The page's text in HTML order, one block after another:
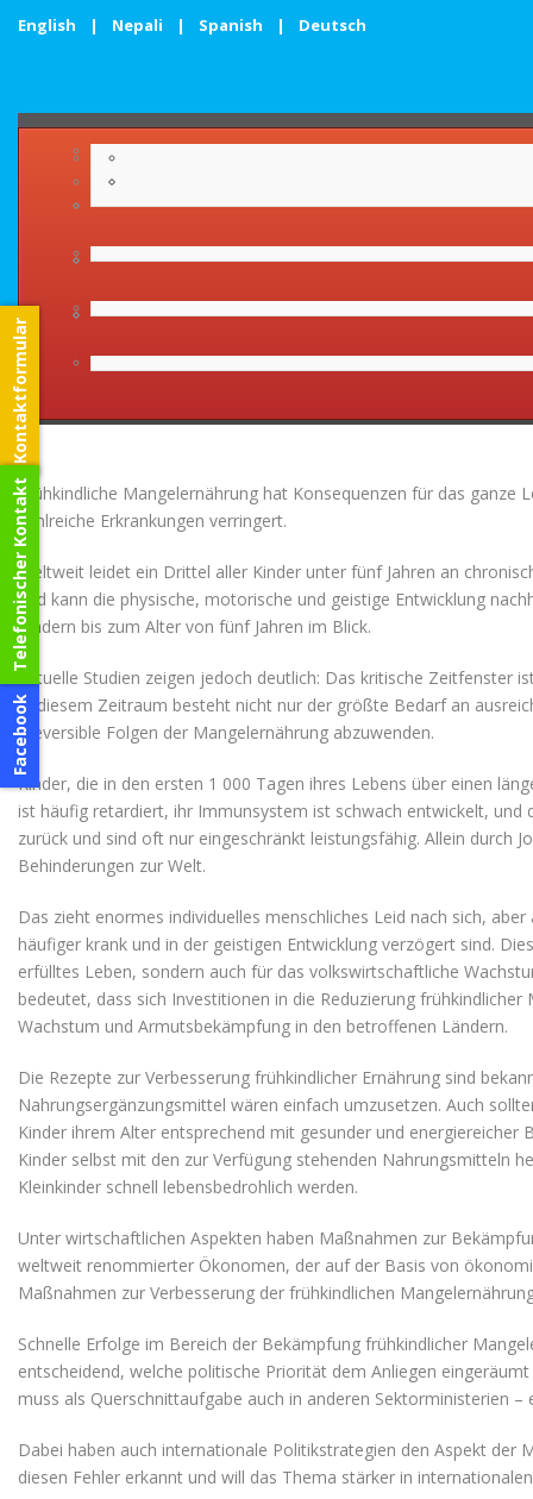
English | Nepali | Spanish | Deutsch
Unter- und
Frühkindliche Mangelernährung hat Konsequenzen für das ganze
zahlreiche Erkrankungen verringert.
Weltweit leidet ein Drittel aller Kinder unter fünf Jahren an
und kann die physische, motorische und geistige Entwicklung
Kindern bis zum Alter von fünf Jahren im Blick.
Aktuelle Studien zeigen jedoch deutlich: Das kritische Zeitfenster
In diesem Zeitraum besteht nicht nur der größte Bedarf an
irreversible Folgen der Mangelernährung abzuwenden.
Kinder, die in den ersten 1 000 Tagen ihres Lebens über einen
ist häufig retardiert, ihr Immunsystem ist schwach entwickelt, und
zurück und sind oft nur eingeschränkt leistungsfähig. Allein durch
Behinderungen zur Welt.
Das zieht enormes individuelles menschliches Leid nach sich,
häufiger krank und in der geistigen Entwicklung verzögert sind.
erfülltes Leben, sondern auch für das volkswirtschaftliche
bedeutet, dass sich Investitionen in die Reduzierung
Wachstum und Armutsbekämpfung in den betroffenen Ländern.
Die Rezepte zur Verbesserung frühkindlicher Ernährung sind
Nahrungsergänzungsmittel wären einfach umzusetzen. Auch
Kinder ihrem Alter entsprechend mit gesunder und
Kinder selbst mit den zur Verfügung stehenden Nahrungsmitteln
Kleinkinder schnell lebensbedrohlich werden.
Unter wirtschaftlichen Aspekten haben Maßnahmen zur
weltweit renommierter Ökonomen, der auf der Basis von
Maßnahmen zur Verbesserung der frühkindlichen
Schnelle Erfolge im Bereich der Bekämpfung frühkindlicher
entscheidend, welche politische Priorität dem Anliegen
muss als Querschnittaufgabe auch in anderen Sektorministerien
Dabei haben auch internationale Politikstrategien den Aspekt der
diesen Fehler erkannt und will das Thema stärker in
Facebook
Kontaktformular
Telefonischer Kontakt